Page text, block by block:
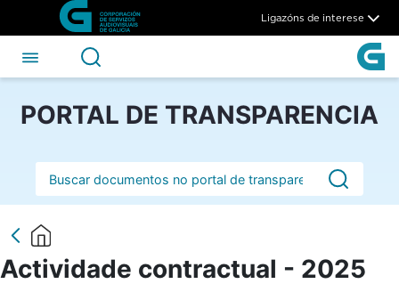
Skip to Main Content
Actividade contractual -
Ligazóns de interese
PORTAL DE TRANSPARENCIA
Barra de busca
Actividade contractual - 2025